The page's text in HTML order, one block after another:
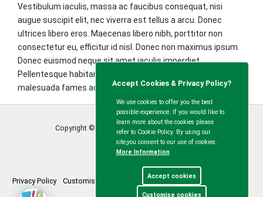
Vestibulum iaculis, massa ac faucibus consequat, nisi
augue suscipit elit, nec viverra est tellus a arcu. Donec
ultrices libero eros. Maecenas libero nibh, porttitor non
consectetur eu, efficitur id nisl. Donec non maximus ipsum.
Donec euismod neque sit amet iaculis imperdiet.
Pellentesque habitant morbi tristique senectus et netus et
malesuada fames ac turpis egestas.
Copyright © Calvert Green Parish Council2026
Privacy Policy Customise Cookies Accessibility statement
Accept Cookies & Privacy Policy?
We use cookies to offer you the best
possible experience. If you would like to
learn more about the cookies please
refer to Cookie Policy. By using our
site,you consent to our use of cookies.
More Information
Accept cookies
Customise cookies